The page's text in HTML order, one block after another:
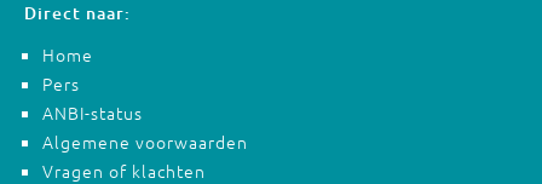
Direct naar:
Home
Pers
ANBI-status
Algemene voorwaarden
Vragen of klachten